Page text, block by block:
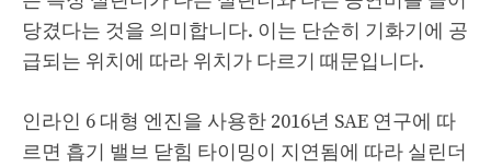
당겼다는 것을 의미합니다. 이는 단순히 기화기에 공
급되는 위치에 따라 위치가 다르기 때문입니다.
인라인 6 대형 엔진을 사용한 2016년 SAE 연구에 따
르면 흡기 밸브 닫힘 타이밍이 지연됨에 따라 실린더